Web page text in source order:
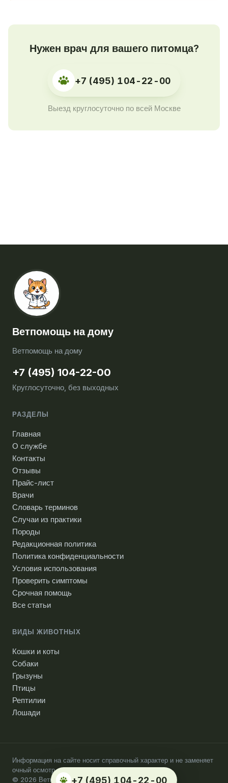
Нужен врач для вашего питомца?
+7 (495) 104-22-00
Выезд круглосуточно по всей Москве
+7 (495) 104-22-00
Ветпомощь на дому
Ветпомощь на дому
+7 (495) 104-22-00
Круглосуточно, без выходных
РАЗДЕЛЫ
Главная
О службе
Контакты
Отзывы
Прайс-лист
Врачи
Словарь терминов
Случаи из практики
Породы
Редакционная политика
Политика конфиденциальности
Условия использования
Проверить симптомы
Срочная помощь
Все статьи
ВИДЫ ЖИВОТНЫХ
Кошки и коты
Собаки
Грызуны
Птицы
Рептилии
Лошади
Информация на сайте носит справочный характер и не заменяет
очный осмотр ветеринарного врача.
© 2026 Ветпомощь на дому. Москва.